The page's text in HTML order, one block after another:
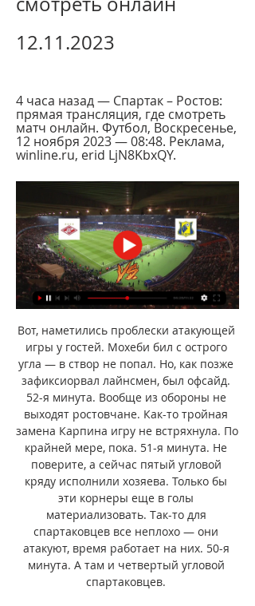
12.11.2023
4 часа назад — Спартак – Ростов:
прямая трансляция, где смотреть
матч онлайн. Футбол, Воскресенье,
12 ноября 2023 — 08:48. Реклама,
winline.ru, erid LjN8KbxQY.
Вот, наметились проблески атакующей
игры у гостей. Мохеби бил с острого
угла — в створ не попал. Но, как позже
зафиксиорвал лайнсмен, был офсайд.
52-я минута. Вообще из обороны не
выходят ростовчане. Как-то тройная
замена Карпина игру не встряхнула. По
крайней мере, пока. 51-я минута. Не
поверите, а сейчас пятый угловой
кряду исполнили хозяева. Только бы
эти корнеры еще в голы
материализовать. Так-то для
спартаковцев все неплохо — они
атакуют, время работает на них. 50-я
минута. А там и четвертый угловой
спартаковцев.